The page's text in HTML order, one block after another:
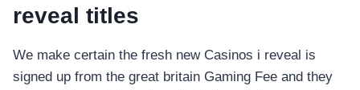
reveal titles
We make certain the fresh new Casinos i reveal is
signed up from the great britain Gaming Fee and they